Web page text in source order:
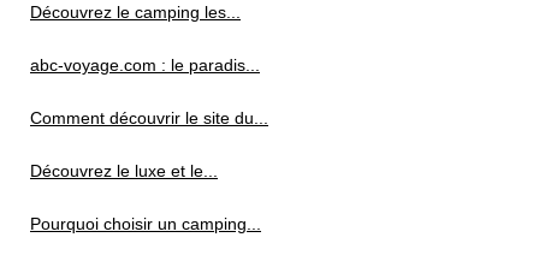
Découvrez le camping les...
abc-voyage.com : le paradis...
Comment découvrir le site du...
Découvrez le luxe et le...
Pourquoi choisir un camping...